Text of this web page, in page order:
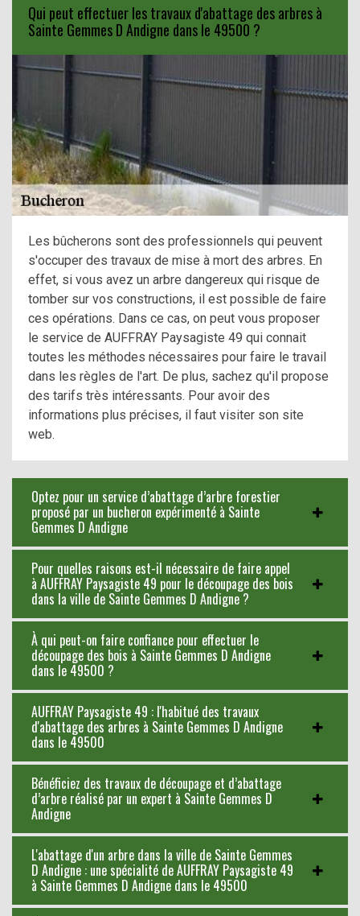
Qui peut effectuer les travaux d'abattage des arbres à
Sainte Gemmes D Andigne dans le 49500 ?
Les bûcherons sont des professionnels qui peuvent
s'occuper des travaux de mise à mort des arbres. En
effet, si vous avez un arbre dangereux qui risque de
tomber sur vos constructions, il est possible de faire
ces opérations. Dans ce cas, on peut vous proposer
le service de AUFFRAY Paysagiste 49 qui connait
toutes les méthodes nécessaires pour faire le travail
dans les règles de l'art. De plus, sachez qu'il propose
des tarifs très intéressants. Pour avoir des
informations plus précises, il faut visiter son site
web.
Optez pour un service d’abattage d’arbre forestier
proposé par un bucheron expérimenté à Sainte
Gemmes D Andigne
Pour quelles raisons est-il nécessaire de faire appel
à AUFFRAY Paysagiste 49 pour le découpage des bois
dans la ville de Sainte Gemmes D Andigne ?
À qui peut-on faire confiance pour effectuer le
découpage des bois à Sainte Gemmes D Andigne
dans le 49500 ?
AUFFRAY Paysagiste 49 : l'habitué des travaux
d'abattage des arbres à Sainte Gemmes D Andigne
dans le 49500
Bénéficiez des travaux de découpage et d’abattage
d’arbre réalisé par un expert à Sainte Gemmes D
Andigne
L'abattage d'un arbre dans la ville de Sainte Gemmes
D Andigne : une spécialité de AUFFRAY Paysagiste 49
à Sainte Gemmes D Andigne dans le 49500